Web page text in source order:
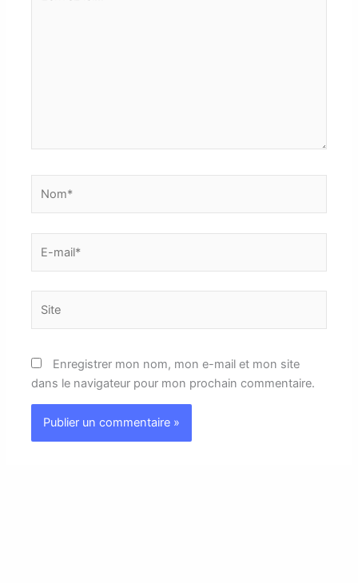
mail*
Enregistrer mon nom, mon e-mail et mon site
dans le navigateur pour mon prochain commentaire.